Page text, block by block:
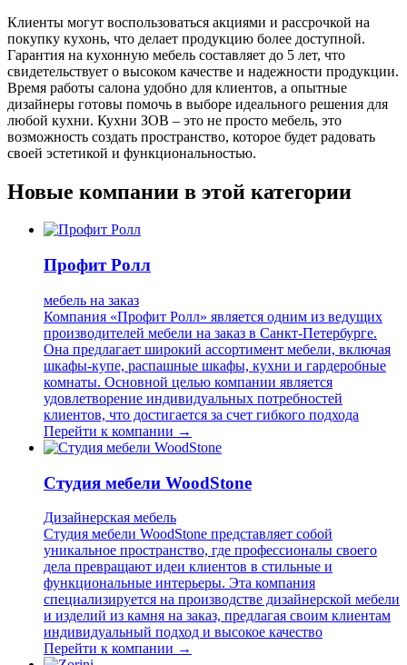
Клиенты могут воспользоваться акциями и рассрочкой на
покупку кухонь, что делает продукцию более доступной.
Гарантия на кухонную мебель составляет до 5 лет, что
свидетельствует о высоком качестве и надежности продукции.
Время работы салона удобно для клиентов, а опытные
дизайнеры готовы помочь в выборе идеального решения для
любой кухни. Кухни ЗОВ – это не просто мебель, это
возможность создать пространство, которое будет радовать
своей эстетикой и функциональностью.
Новые компании в этой категории
Профит Ролл
мебель на заказ
Компания «Профит Ролл» является одним из ведущих
производителей мебели на заказ в Санкт-Петербурге.
Она предлагает широкий ассортимент мебели, включая
шкафы-купе, распашные шкафы, кухни и гардеробные
комнаты. Основной целью компании является
удовлетворение индивидуальных потребностей
клиентов, что достигается за счет гибкого подхода
Перейти к компании →
Студия мебели WoodStone
Дизайнерская мебель
Студия мебели WoodStone представляет собой
уникальное пространство, где профессионалы своего
дела превращают идеи клиентов в стильные и
функциональные интерьеры. Эта компания
специализируется на производстве дизайнерской мебели
и изделий из камня на заказ, предлагая своим клиентам
индивидуальный подход и высокое качество
Перейти к компании →